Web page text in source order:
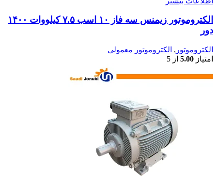
الکتروموتور زیمنس سه فاز ۱۰ اسب ۷.۵ کیلووات ۱۴۰۰
دور
الکتروموتور , الکتروموتور معمولی
امتیاز 5.00 از 5